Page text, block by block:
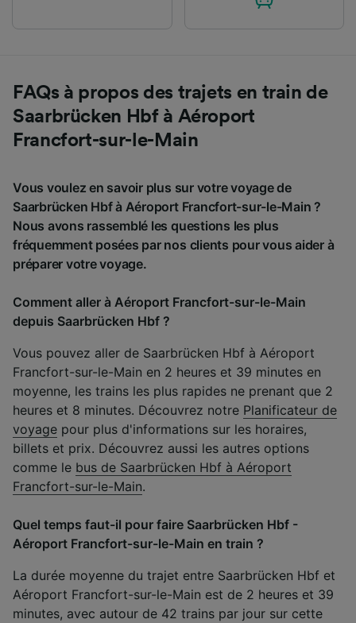
FAQs à propos des trajets en train de
Saarbrücken Hbf à Aéroport
Francfort-sur-le-Main
Vous voulez en savoir plus sur votre voyage de
Saarbrücken Hbf à Aéroport Francfort-sur-le-Main ?
Nous avons rassemblé les questions les plus
fréquemment posées par nos clients pour vous aider à
préparer votre voyage.
Comment aller à Aéroport Francfort-sur-le-Main
depuis Saarbrücken Hbf ?
Vous pouvez aller de Saarbrücken Hbf à Aéroport
Francfort-sur-le-Main en 2 heures et 39 minutes en
moyenne, les trains les plus rapides ne prenant que 2
heures et 8 minutes. Découvrez notre Planificateur de
voyage pour plus d'informations sur les horaires,
billets et prix. Découvrez aussi les autres options
comme le bus de Saarbrücken Hbf à Aéroport
Francfort-sur-le-Main.
Quel temps faut-il pour faire Saarbrücken Hbf -
Aéroport Francfort-sur-le-Main en train ?
La durée moyenne du trajet entre Saarbrücken Hbf et
Aéroport Francfort-sur-le-Main est de 2 heures et 39
minutes, avec autour de 42 trains par jour sur cette